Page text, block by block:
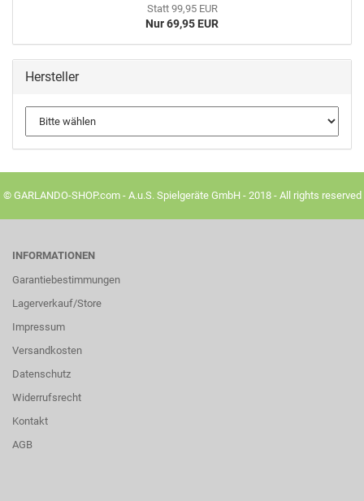
Statt 99,95 EUR
Nur 69,95 EUR
Hersteller
© GARLANDO-SHOP.com - A.u.S. Spielgeräte GmbH - 2018 - All rights reserved
INFORMATIONEN
Garantiebestimmungen
Lagerverkauf/Store
Impressum
Versandkosten
Datenschutz
Widerrufsrecht
Kontakt
AGB